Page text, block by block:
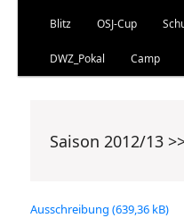
Blitz OSJ-Cup
DWZ_Pokal Camp
Saison 2012/13
Ausschreibung